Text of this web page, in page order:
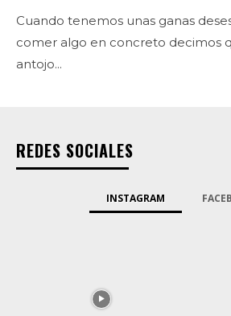
Cuando tenemos unas ganas
comer algo en concreto decimos
antojo...
REDES SOCIALES
INSTAGRAM